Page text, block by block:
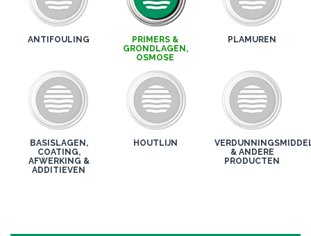
ANTIFOULING
PRIMERS &
GRONDLAGEN,
OSMOSE
PLAMUREN
BASISLAGEN,
COATING,
AFWERKING &
ADDITIEVEN
HOUTLIJN
& ANDERE
PRODUCTEN